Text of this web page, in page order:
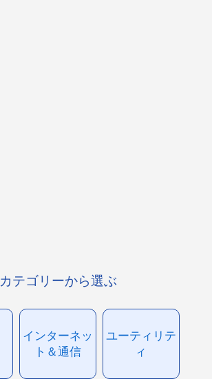
カテゴリーから選ぶ
インターネッ
ト＆通信
ユーティリテ
ィ